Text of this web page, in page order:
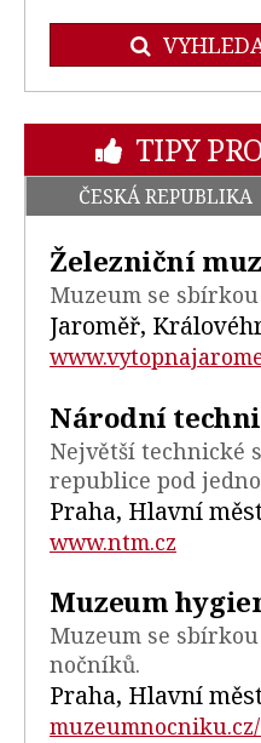
TIPY
ČESKÁ REPUBLIKA
Železniční
Muzeum se
Jaroměř,
Národní
Největší technické
republice pod
Praha, Hlavní
www.ntm.cz
Muzeum
Muzeum se
nočníků.
Praha, Hlavní
muzeumnocniku.cz/